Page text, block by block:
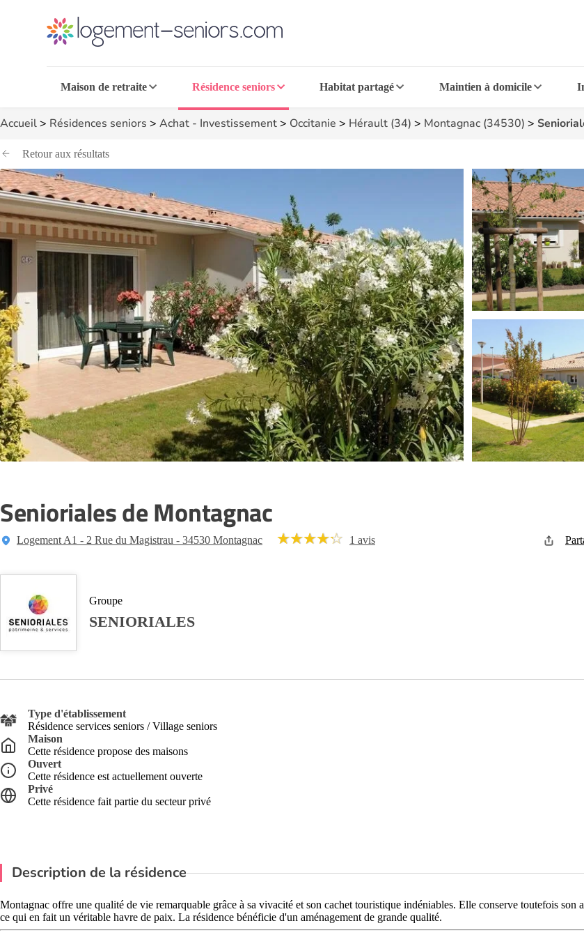
Maison de retraite Résidence seniors Habitat partagé Maintien à domicile
Accueil> Résidences seniors > Achat - Investissement> Occitanie > Hérault (34) > Montagnac (34530) >
Retour aux résultats
Senioriales de Montagnac
Logement A1 - 2 Rue du Magistrau - 34530 Montagnac 1 avis
Groupe
SENIORIALES
Type d'établissement
Résidence services seniors / Village seniors
Maison
Cette résidence propose des maisons
Ouvert
Cette résidence est actuellement ouverte
Privé
Cette résidence fait partie du secteur privé
Description de la résidence
Montagnac offre une qualité de vie remarquable grâce à sa vivacité et son cachet touristique indéniables. Elle conserve toutefois son
ce qui en fait un véritable havre de paix. La résidence bénéficie d'un aménagement de grande qualité.